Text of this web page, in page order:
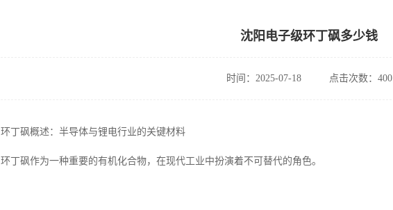
沈阳电子级环丁砜多少钱
时间：2025-07-18 点击次数：400
环丁砜概述：半导体与锂电行业的关键材料
环丁砜作为一种重要的有机化合物，在现代工业中扮演着不可替代的角色。